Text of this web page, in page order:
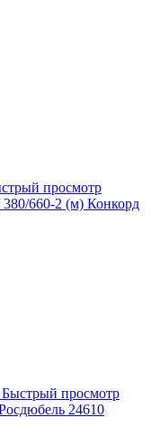
просмотр
660-2 (м) Конкорд
Быстрый просмотр
24610